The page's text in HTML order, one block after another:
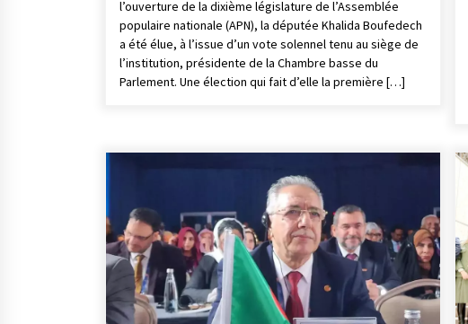
l’ouverture de la dixième législature de l’Assemblée
populaire nationale (APN), la députée Khalida Boufedech
a été élue, à l’issue d’un vote solennel tenu au siège de
l’institution, présidente de la Chambre basse du
Parlement. Une élection qui fait d’elle la première […]